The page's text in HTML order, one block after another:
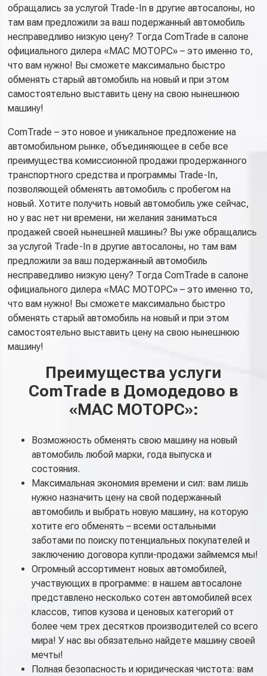
обращались за услугой Trade-In в другие автосалоны, но
там вам предложили за ваш подержанный автомобиль
несправедливо низкую цену? Тогда ComTrade в салоне
официального дилера «МАС МОТОРС» – это именно то,
что вам нужно! Вы сможете максимально быстро
обменять старый автомобиль на новый и при этом
самостоятельно выставить цену на свою нынешнюю
машину!
ComTrade – это новое и уникальное предложение на
автомобильном рынке, объединяющее в себе все
преимущества комиссионной продажи продержанного
транспортного средства и программы Trade-In,
позволяющей обменять автомобиль с пробегом на
новый. Хотите получить новый автомобиль уже сейчас,
но у вас нет ни времени, ни желания заниматься
продажей своей нынешней машины? Вы уже обращались
за услугой Trade-In в другие автосалоны, но там вам
предложили за ваш подержанный автомобиль
несправедливо низкую цену? Тогда ComTrade в салоне
официального дилера «МАС МОТОРС» – это именно то,
что вам нужно! Вы сможете максимально быстро
обменять старый автомобиль на новый и при этом
самостоятельно выставить цену на свою нынешнюю
машину!
Преимущества услуги
ComTrade в Домодедово в
«МАС МОТОРС»:
Возможность обменять свою машину на новый
автомобиль любой марки, года выпуска и
состояния.
Максимальная экономия времени и сил: вам лишь
нужно назначить цену на свой подержанный
автомобиль и выбрать новую машину, на которую
хотите его обменять – всеми остальными
заботами по поиску потенциальных покупателей и
заключению договора купли-продажи займемся мы!
Огромный ассортимент новых автомобилей,
участвующих в программе: в нашем автосалоне
представлено несколько сотен автомобилей всех
классов, типов кузова и ценовых категорий от
более чем трех десятков производителей со всего
мира! У нас вы обязательно найдете машину своей
мечты!
Полная безопасность и юридическая чистота: вам